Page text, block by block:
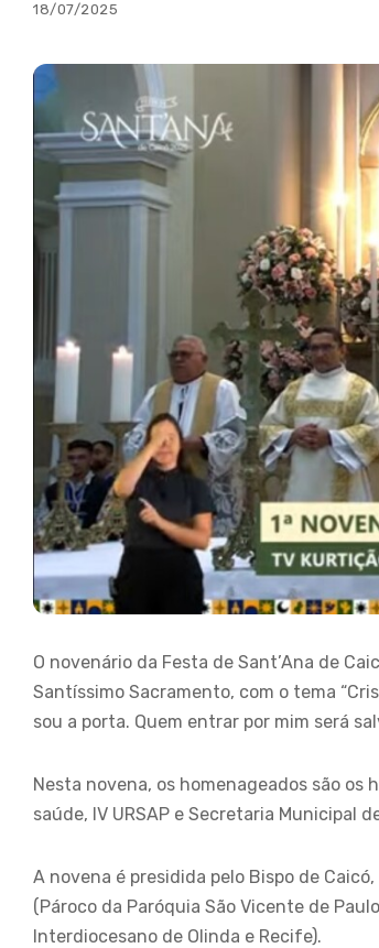
18/07/2025
O novenário da Festa de Sant’Ana de
Santíssimo Sacramento, com o tema
sou a porta. Quem entrar por mim será
Nesta novena, os homenageados são
saúde, IV URSAP e Secretaria Municipal
A novena é presidida pelo Bispo de
(Pároco da Paróquia São Vicente de
Interdiocesano de Olinda e Recife).